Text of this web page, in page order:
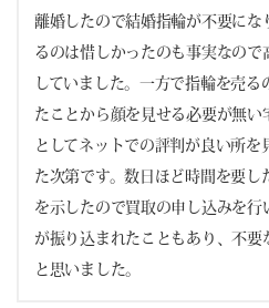
離婚したので結婚指輪が不要にな
るのは惜しかったのも事実なの
していました。一方で指輪を売る
たことから顔を見せる必要が無い
としてネットでの評判が良い所を
た次第です。数日ほど時間を要し
を示したので買取の申し込みを
が振り込まれたこともあり、不要
と思いました。